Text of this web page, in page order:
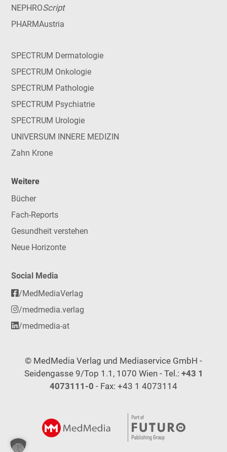
NEPHROScript
PHARMAustria
SPECTRUM Dermatologie
SPECTRUM Onkologie
SPECTRUM Pathologie
SPECTRUM Psychiatrie
SPECTRUM Urologie
UNIVERSUM INNERE MEDIZIN
Zahn Krone
Weitere
Bücher
Fach-Reports
Gesundheit verstehen
Neue Horizonte
Social Media
/MedMediaVerlag
/medmedia.verlag
/medmedia-at
© MedMedia Verlag und Mediaservice GmbH -
Seidengasse 9/Top 1.1, 1070 Wien - Tel.: +43 1
4073111-0 - Fax: +43 1 4073114